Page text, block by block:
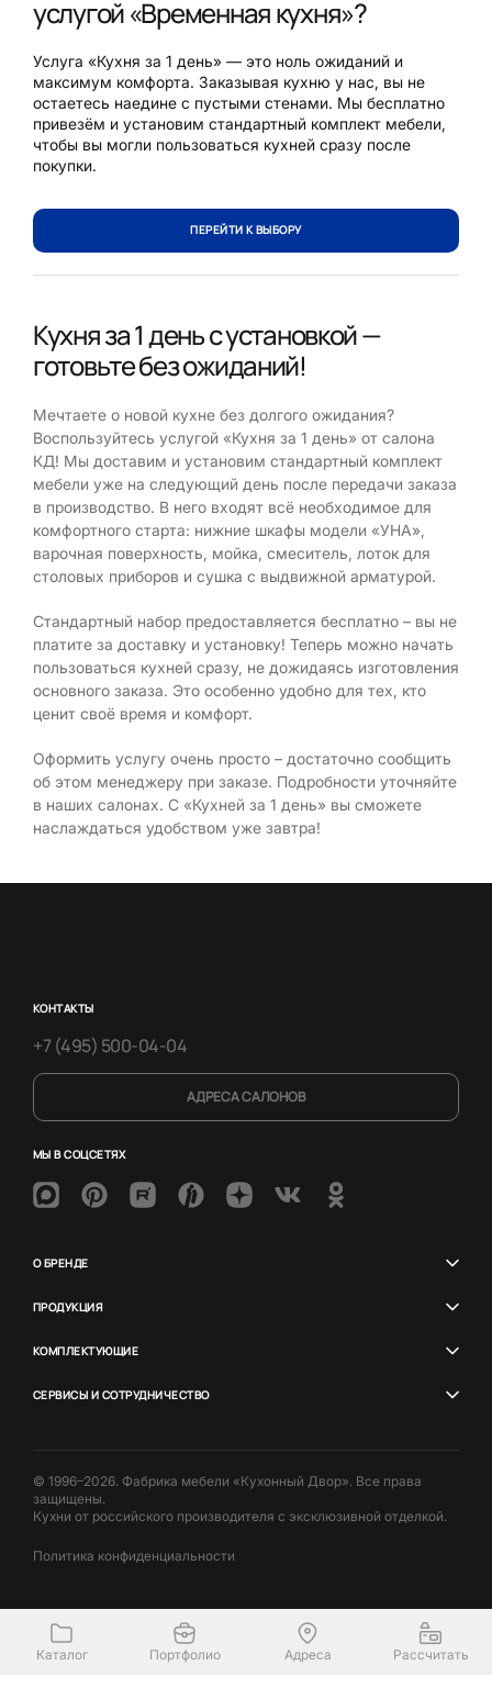
услугой «Временная кухня»?
Услуга «Кухня за 1 день» — это ноль ожиданий и
максимум комфорта. Заказывая кухню у нас, вы не
остаетесь наедине с пустыми стенами. Мы бесплатно
привезём и установим стандартный комплект мебели,
чтобы вы могли пользоваться кухней сразу после
покупки.
ПЕРЕЙТИ К ВЫБОРУ
Кухня за 1 день с установкой —
готовьте без ожиданий!
Мечтаете о новой кухне без долгого ожидания?
Воспользуйтесь услугой «Кухня за 1 день» от салона
КД! Мы доставим и установим стандартный комплект
мебели уже на следующий день после передачи заказа
в производство. В него входят всё необходимое для
комфортного старта: нижние шкафы модели «УНА»,
варочная поверхность, мойка, смеситель, лоток для
столовых приборов и сушка с выдвижной арматурой.
Стандартный набор предоставляется бесплатно – вы не
платите за доставку и установку! Теперь можно начать
пользоваться кухней сразу, не дожидаясь изготовления
основного заказа. Это особенно удобно для тех, кто
ценит своё время и комфорт.
Оформить услугу очень просто – достаточно сообщить
об этом менеджеру при заказе. Подробности уточняйте
в наших салонах. С «Кухней за 1 день» вы сможете
наслаждаться удобством уже завтра!
КОНТАКТЫ
+7 (495) 500-04-04
АДРЕСА САЛОНОВ
МЫ В СОЦСЕТЯХ
О БРЕНДЕ
ПРОДУКЦИЯ
КОМПЛЕКТУЮЩИЕ
СЕРВИСЫ И СОТРУДНИЧЕСТВО
© 1996–2026. Фабрика мебели «Кухонный Двор». Все права
защищены.
Кухни от российского производителя с эксклюзивной отделкой.
Политика конфиденциальности
Каталог Портфолио Адреса Рассчитать